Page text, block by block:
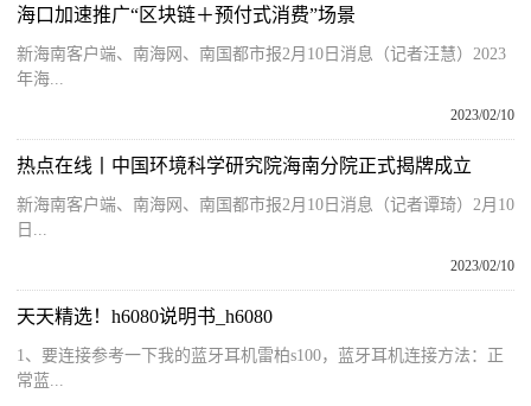
海口加速推广“区块链＋预付式消费”场景
新海南客户端、南海网、南国都市报2月10日消息（记者汪慧）2023
年海...
2023/02/10
热点在线丨中国环境科学研究院海南分院正式揭牌成立
新海南客户端、南海网、南国都市报2月10日消息（记者谭琦）2月10
日...
2023/02/10
天天精选！h6080说明书_h6080
1、要连接参考一下我的蓝牙耳机雷柏s100，蓝牙耳机连接方法：正
常蓝...